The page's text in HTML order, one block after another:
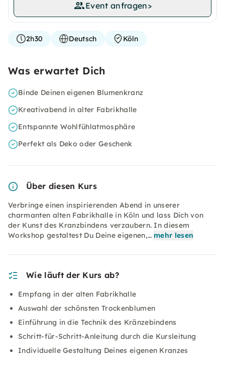
Event anfragen>
2h30 Deutsch Köln
Was erwartet Dich
Binde Deinen eigenen Blumenkranz
Kreativabend in alter Fabrikhalle
Entspannte Wohlfühlatmosphäre
Perfekt als Deko oder Geschenk
Über diesen Kurs
Verbringe einen inspirierenden Abend in unserer
charmanten alten Fabrikhalle in Köln und lass Dich von
der Kunst des Kranzbindens verzaubern. In diesem
Workshop gestaltest Du Deine eigenen,… mehr lesen
Wie läuft der Kurs ab?
Empfang in der alten Fabrikhalle
Auswahl der schönsten Trockenblumen
Einführung in die Technik des Kränzebindens
Schritt-für-Schritt-Anleitung durch die Kursleitung
Individuelle Gestaltung Deines eigenen Kranzes